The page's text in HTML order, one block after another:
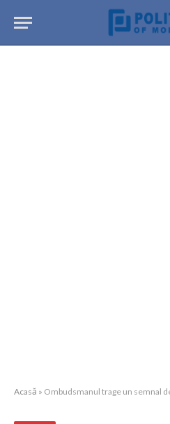
Acasă » Ombudsmanul trage un semnal de alarmă: